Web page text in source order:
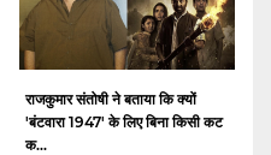
राजकुमार संतोषी ने बताया कि क्यों
'बंटवारा 1947' के लिए बिना किसी कट
क...